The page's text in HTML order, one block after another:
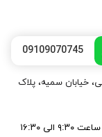
09109070745
خیابان سمیه، پلاک